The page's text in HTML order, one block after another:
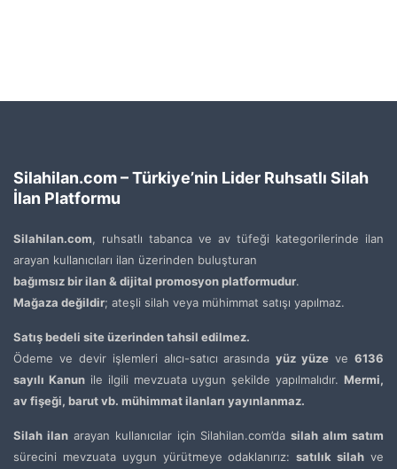
Silahilan.com – Türkiye’nin Lider Ruhsatlı Silah
İlan Platformu
Silahilan.com, ruhsatlı tabanca ve av tüfeği kategorilerinde ilan
arayan kullanıcıları ilan üzerinden buluşturan
bağımsız bir ilan & dijital promosyon platformudur.
Mağaza değildir; ateşli silah veya mühimmat satışı yapılmaz.
Satış bedeli site üzerinden tahsil edilmez.
Ödeme ve devir işlemleri alıcı-satıcı arasındayüz yüze ve6136
sayılı Kanunile ilgili mevzuata uygun şekilde yapılmalıdır. Mermi,
av fişeği, barut vb. mühimmat ilanları yayınlanmaz.
Silah ilanarayan kullanıcılar için Silahilan.com’dasilah alım satım
sürecini mevzuata uygun yürütmeye odaklanırız:satılık silah ve